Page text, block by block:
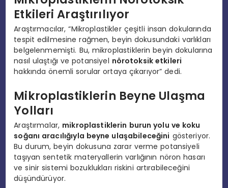
Etkileri Araştırılıyor
Araştırmacılar, “Mikroplastikler çeşitli insan dokularında
tespit edilmesine rağmen, beyin dokusundaki varlıkları
belgelenmemişti. Bu, mikroplastiklerin beyin dokularına
nasıl ulaştığı ve potansiyel nörotoksik etkileri
hakkında önemli sorular ortaya çıkarıyor” dedi.
Mikroplastiklerin Beyne Ulaşma
Yolları
Araştırmalar, mikroplastiklerin burun yolu ve koku
soğanı aracılığıyla beyne ulaşabileceğini gösteriyor.
Bu durum, beyin dokusuna zarar verme potansiyeli
taşıyan sentetik materyallerin varlığının nöron hasarı
ve sinir sistemi bozuklukları riskini artırabileceğini
düşündürüyor.